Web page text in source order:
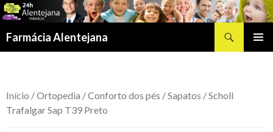
Farmácia Alentejana
Início /Ortopedia /Conforto dos pés /Sapatos / Scholl
Trafalgar Sap T39 Preto